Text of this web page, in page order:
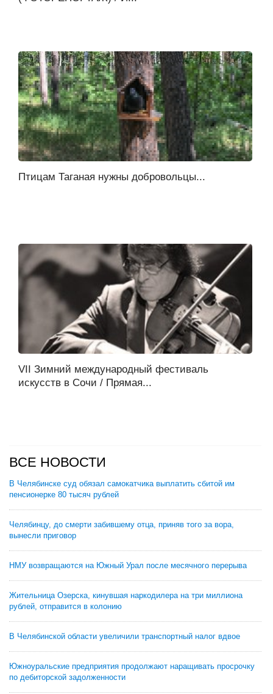
Птицам Таганая нужны добровольцы...
VII Зимний международный фестиваль
искусств в Сочи / Прямая...
ВСЕ НОВОСТИ
В Челябинске суд обязал самокатчика выплатить сбитой им
пенсионерке 80 тысяч рублей
Челябинцу, до смерти забившему отца, приняв того за вора,
вынесли приговор
НМУ возвращаются на Южный Урал после месячного перерыва
Жительница Озерска, кинувшая наркодилера на три миллиона
рублей, отправится в колонию
В Челябинской области увеличили транспортный налог вдвое
Южноуральские предприятия продолжают наращивать просрочку
по дебиторской задолженности